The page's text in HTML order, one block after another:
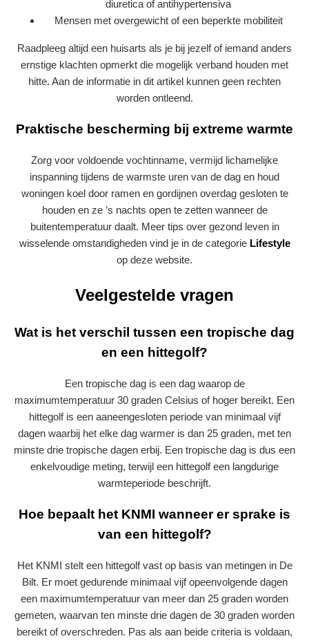
diuretica of antihypertensiva
Mensen met overgewicht of een beperkte mobiliteit
Raadpleeg altijd een huisarts als je bij jezelf of iemand anders
ernstige klachten opmerkt die mogelijk verband houden met
hitte. Aan de informatie in dit artikel kunnen geen rechten
worden ontleend.
Praktische bescherming bij extreme warmte
Zorg voor voldoende vochtinname, vermijd lichamelijke
inspanning tijdens de warmste uren van de dag en houd
woningen koel door ramen en gordijnen overdag gesloten te
houden en ze ’s nachts open te zetten wanneer de
buitentemperatuur daalt. Meer tips over gezond leven in
wisselende omstandigheden vind je in de categorie Lifestyle
op deze website.
Veelgestelde vragen
Wat is het verschil tussen een tropische dag
en een hittegolf?
Een tropische dag is een dag waarop de
maximumtemperatuur 30 graden Celsius of hoger bereikt. Een
hittegolf is een aaneengesloten periode van minimaal vijf
dagen waarbij het elke dag warmer is dan 25 graden, met ten
minste drie tropische dagen erbij. Een tropische dag is dus een
enkelvoudige meting, terwijl een hittegolf een langdurige
warmteperiode beschrijft.
Hoe bepaalt het KNMI wanneer er sprake is
van een hittegolf?
Het KNMI stelt een hittegolf vast op basis van metingen in De
Bilt. Er moet gedurende minimaal vijf opeenvolgende dagen
een maximumtemperatuur van meer dan 25 graden worden
gemeten, waarvan ten minste drie dagen de 30 graden worden
bereikt of overschreden. Pas als aan beide criteria is voldaan,